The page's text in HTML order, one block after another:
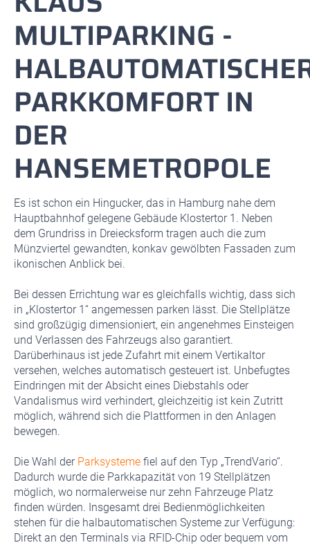
MULTIPARKING -
PARKKOMFORT IN
DER
HANSEMETROPOLE
Es ist schon ein Hingucker, das in Hamburg nahe dem
Hauptbahnhof gelegene Gebäude Klostertor 1. Neben
dem Grundriss in Dreiecksform tragen auch die zum
Münzviertel gewandten, konkav gewölbten Fassaden zum
ikonischen Anblick bei.
Bei dessen Errichtung war es gleichfalls wichtig, dass sich
in „Klostertor 1“ angemessen parken lässt. Die Stellplätze
sind großzügig dimensioniert, ein angenehmes Einsteigen
und Verlassen des Fahrzeugs also garantiert.
Darüberhinaus ist jede Zufahrt mit einem Vertikaltor
versehen, welches automatisch gesteuert ist. Unbefugtes
Eindringen mit der Absicht eines Diebstahls oder
Vandalismus wird verhindert, gleichzeitig ist kein Zutritt
möglich, während sich die Plattformen in den Anlagen
bewegen.
Die Wahl der Parksysteme fiel auf den Typ „TrendVario“.
Dadurch wurde die Parkkapazität von 19 Stellplätzen
möglich, wo normalerweise nur zehn Fahrzeuge Platz
finden würden. Insgesamt drei Bedienmöglichkeiten
stehen für die halbautomatischen Systeme zur Verfügung:
Direkt an den Terminals via RFID-Chip oder bequem vom